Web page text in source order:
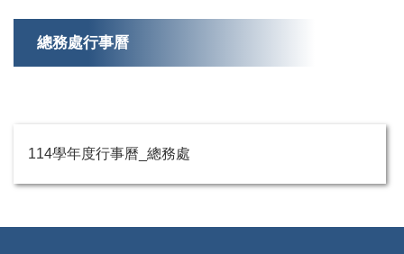
總務處行事曆
114學年度行事曆_總務處